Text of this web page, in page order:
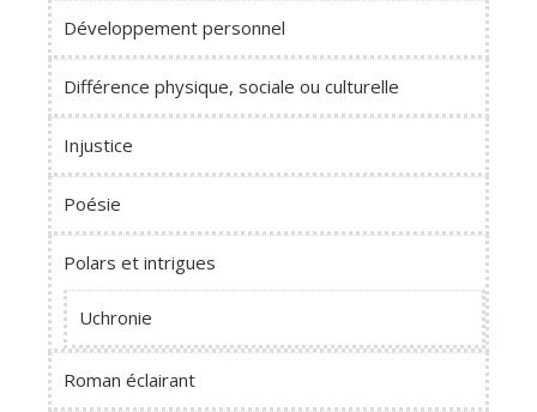
Développement personnel
Différence physique, sociale ou culturelle
Injustice
Poésie
Polars et intrigues
Uchronie
Roman éclairant